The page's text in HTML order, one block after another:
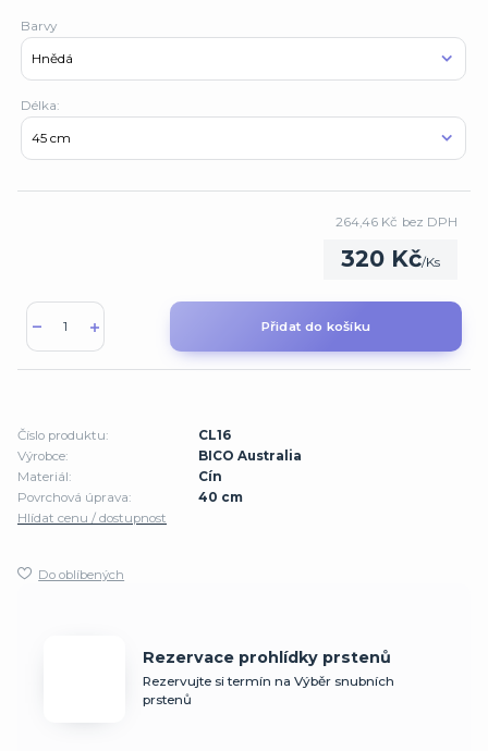
Barvy
Délka:
320 Kč/Ks
264,46 Kč bez DPH
Přidat do košíku
Číslo produktu:
CL16
Výrobce:
BICO Australia
Materiál:
Cín
Povrchová úprava:
40 cm
Hlídat cenu / dostupnost
Do oblíbených
Rezervace prohlídky prstenů
Rezervujte si termín na Výběr snubních
prstenů